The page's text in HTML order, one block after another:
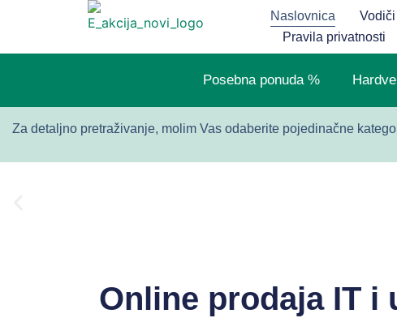
Naslovnica
Pravila privatnosti
Posebna ponuda %
Za detaljno pretraživanje, molim Vas odaberite pojedinačne
po odličnim cijenama
Online prodaja IT i